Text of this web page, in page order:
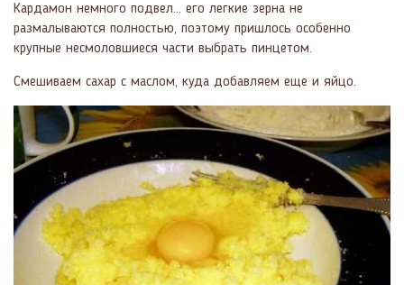
Кардамон немного подвел... его легкие зерна не
размалываются полностью, поэтому пришлось особенно
крупные несмоловшиеся части выбрать пинцетом.
Смешиваем сахар с маслом, куда добавляем еще и яйцо.